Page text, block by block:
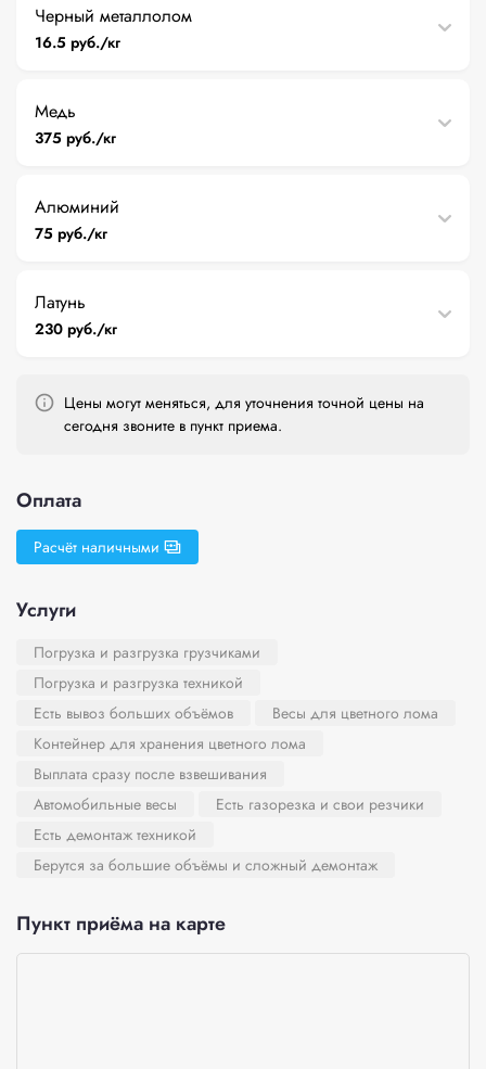
Черный металлолом
16.5 руб./кг
Медь
375 руб./кг
Алюминий
75 руб./кг
Латунь
230 руб./кг
Цены могут меняться, для уточнения точной цены на
сегодня звоните в пункт приема.
Оплата
Расчёт наличными
Услуги
Погрузка и разгрузка грузчиками
Погрузка и разгрузка техникой
Есть вывоз больших объёмов
Весы для цветного лома
Контейнер для хранения цветного лома
Выплата сразу после взвешивания
Автомобильные весы
Есть газорезка и свои резчики
Есть демонтаж техникой
Берутся за большие объёмы и сложный демонтаж
Пункт приёма на карте